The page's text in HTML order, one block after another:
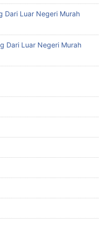
Dari Luar Negeri Murah
Dari Luar Negeri Murah